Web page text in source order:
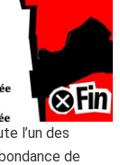
l’un des
de